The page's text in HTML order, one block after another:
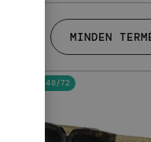
MINDEN
48/72